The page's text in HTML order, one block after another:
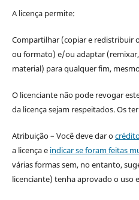
A licença permite:
Compartilhar (copiar e redistribuir
ou formato) e/ou adaptar
material) para qualquer fim,
O licenciante não pode revogar
da licença sejam respeitados. Os
Atribuição – Você deve dar o
a licença e indicar se foram feitas
várias formas sem, no entanto,
licenciante) tenha aprovado o uso